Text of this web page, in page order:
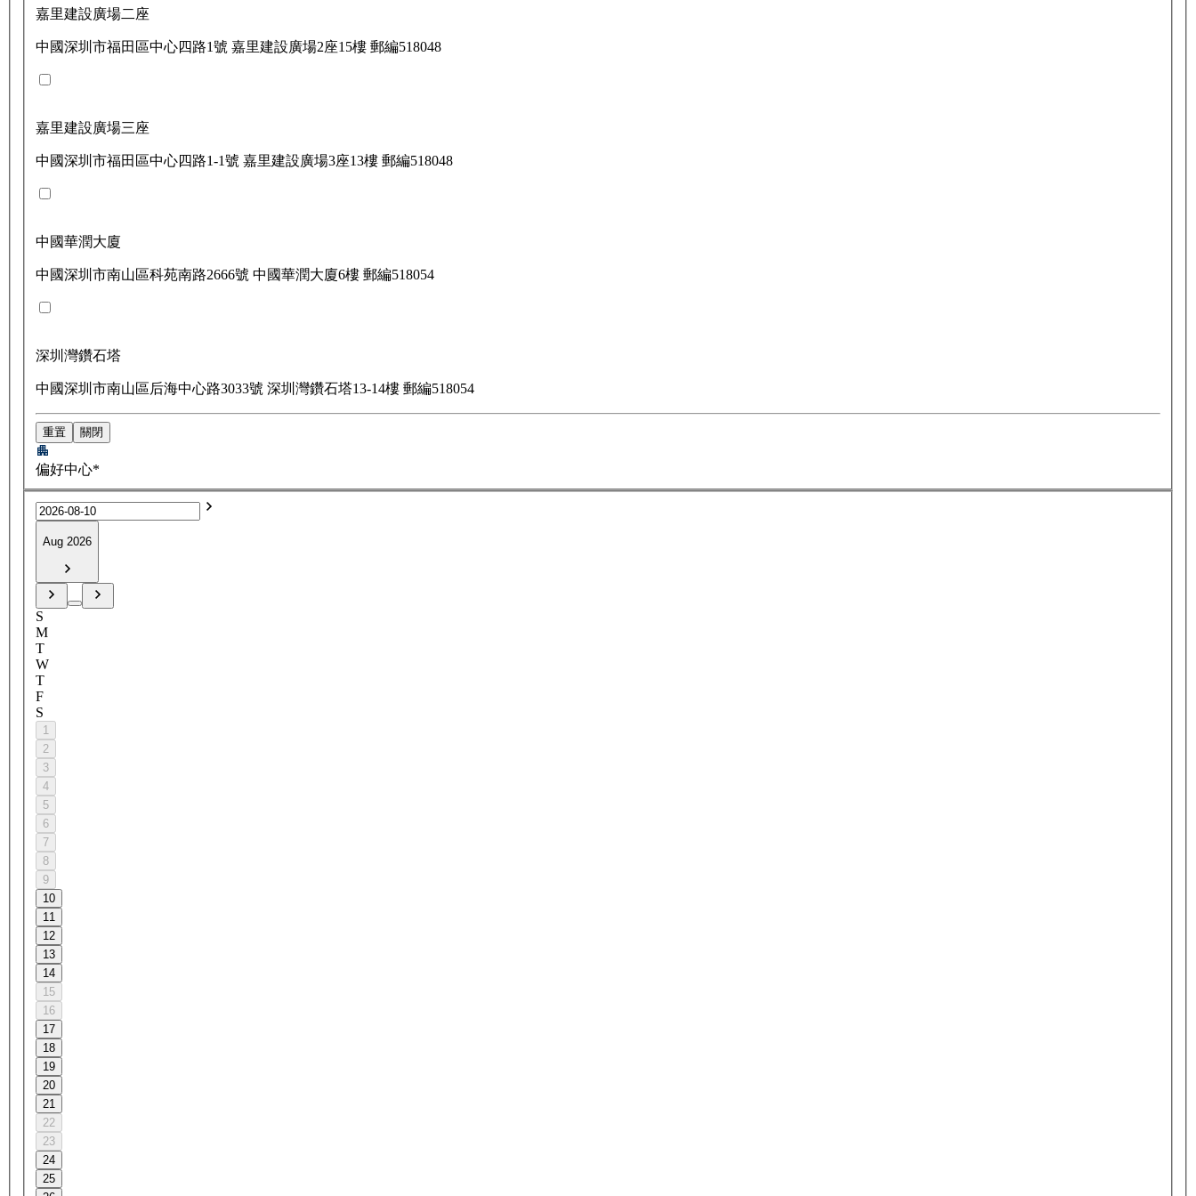
嘉里建設廣場二座
中國深圳市福田區中心四路1號 嘉里建設廣場2座15樓 郵編518048
嘉里建設廣場三座
中國深圳市福田區中心四路1-1號 嘉里建設廣場3座13樓 郵編518048
中國華潤大廈
中國深圳市南山區科苑南路2666號 中國華潤大廈6樓 郵編518054
深圳灣鑽石塔
中國深圳市南山區后海中心路3033號 深圳灣鑽石塔13-14樓 郵編518054
重置 關閉
偏好中心*
Aug 2026
S
M
T
W
T
F
S
1
2
3
4
5
6
7
8
9
10
11
12
13
14
15
16
17
18
19
20
21
22
23
24
25